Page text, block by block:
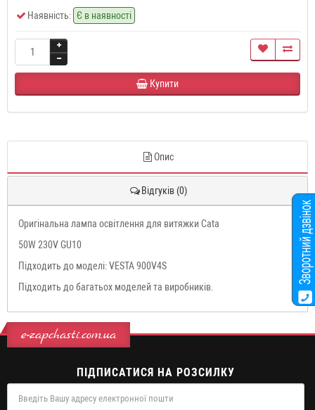
Наявність: Є в наявності
Купити
Опис
Відгуків (0)
Оригінальна лампа освітлення для витяжки Cata
50W 230V GU10
Підходить до моделі: VESTA 900V4S
Підходить до багатьох моделей та виробників.
e-zapchasti.com.ua
ПІДПИСАТИСЯ НА РОЗСИЛКУ